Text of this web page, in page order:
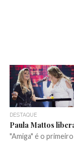
DESTAQUE
Paula Mattos
"Amiga" é o